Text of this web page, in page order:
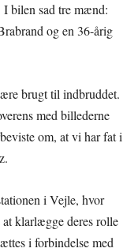
bilen sad tre mænd:
og en 36-årig
brugt til indbruddet.
med billederne
om, at vi har fat i
i Vejle, hvor
klarlægge deres rolle
i forbindelse med